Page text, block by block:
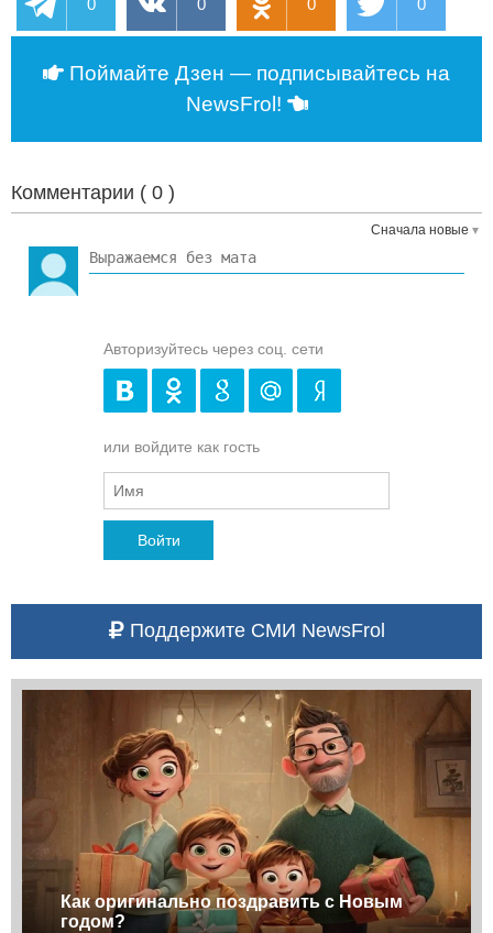
0 0 0 0
Поймайте Дзен — подписывайтесь на
NewsFrol!
Комментарии ( 0 )
Сначала новые
Авторизуйтесь через соц. сети
или войдите как гость
Войти
Поддержите СМИ NewsFrol
Как оригинально поздравить с Новым
годом?